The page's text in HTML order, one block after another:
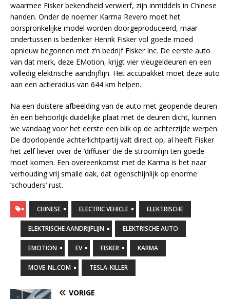
waarmee Fisker bekendheid verwierf, zijn inmiddels in Chinese
handen. Onder de noemer Karma Revero moet het
oorspronkelijke model worden doorgeproduceerd, maar
ondertussen is bedenker Henrik Fisker vol goede moed
opnieuw begonnen met z’n bedrijf Fisker Inc. De eerste auto
van dat merk, deze EMotion, krijgt vier vleugeldeuren en een
volledig elektrische aandrijflijn. Het accupakket moet deze auto
aan een actieradius van 644 km helpen.
Na een duistere afbeelding van de auto met geopende deuren
én een behoorlijk duidelijke plaat met de deuren dicht, kunnen
we vandaag voor het eerste een blik op de achterzijde werpen.
De doorlopende achterlichtpartij valt direct op, al heeft Fisker
het zelf liever over de ‘diffuser’ die de stroomlijn ten goede
moet komen. Een overeenkomst met de Karma is het naar
verhouding vrij smalle dak, dat ogenschijnlijk op enorme
‘schouders’ rust.
CHINESE ELECTRIC VEHICLE ELEKTRISCHE
ELEKTRISCHE AANDRIJFLIJN ELEKTRISCHE AUTO
EMOTION EV FISKER KARMA
MOVE-NL.COM TESLA-KILLER
VORIGE